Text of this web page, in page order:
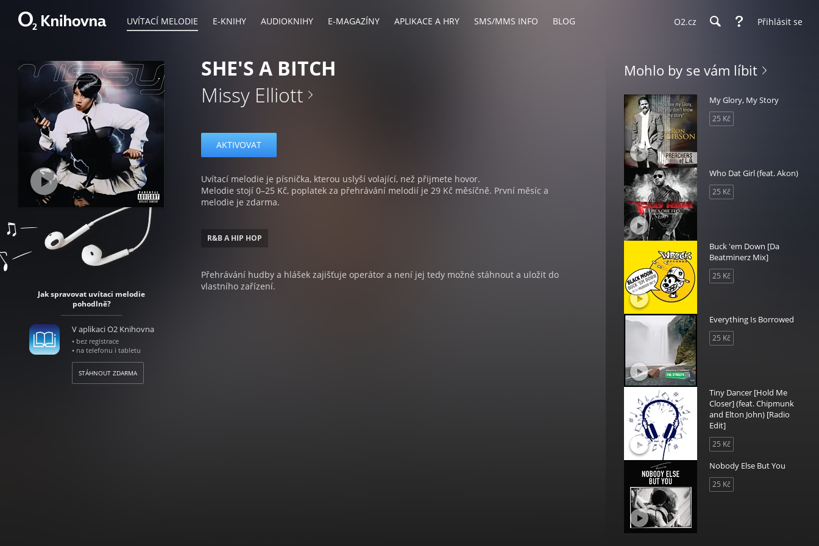
UVÍTACÍ MELODIE E-KNIHY AUDIOKNIHY E-MAGAZÍNY APLIKACE A HRY SMS/MMS INFO BLOG O2.cz Přihlásit se
Jak spravovat uvítaci melodie
pohodlně?
V aplikaci O2 Knihovna
• bez registrace
• na telefonu i tabletu
STÁHNOUT ZDARMA
SHE'S A BITCH
Missy Elliott
AKTIVOVAT
Uvítací melodie je písnička, kterou uslyší volající, než přijmete hovor.
Melodie stojí 0–25 Kč, poplatek za přehrávání melodií je 29 Kč měsíčně. První měsíc a
melodie je zdarma.
R&B A HIP HOP
Přehrávání hudby a hlášek zajišťuje operátor a není jej tedy možné stáhnout a uložit do
vlastního zařízení.
Mohlo by se vám líbit
My Glory, My Story
25 Kč
Who Dat Girl (feat. Akon)
25 Kč
Buck 'em Down [Da
Beatminerz Mix]
25 Kč
Everything Is Borrowed
25 Kč
Tiny Dancer [Hold Me
Closer] (feat. Chipmunk
and Elton John) [Radio
Edit]
25 Kč
Nobody Else But You
25 Kč